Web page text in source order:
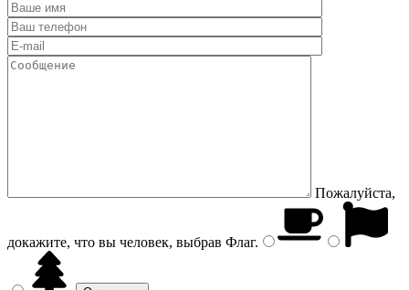
Пожалуйста,
докажите, что вы человек, выбрав Флаг.